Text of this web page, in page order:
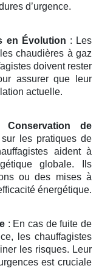
d’urgence.
en Évolution : Les
chaudières à gaz
doivent rester
assurer que leur
actuelle.
de
les pratiques de
aident à
globale. Ils
ou des mises à
énergétique.
: En cas de fuite de
les chauffagistes
les risques. Leur
est cruciale